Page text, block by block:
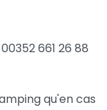
661 26 88
qu'en cas